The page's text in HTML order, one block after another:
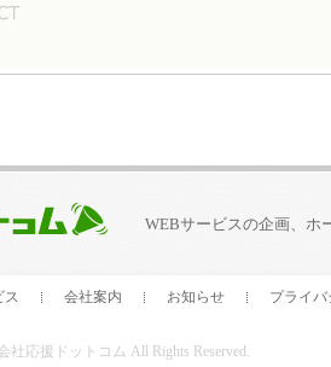
WEBサービスの企画、
ス 会社案内 お知らせ プライ
社応援ドットコム All Rights Reserved.